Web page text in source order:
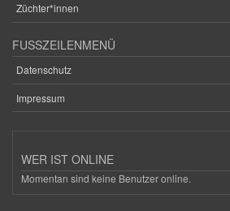
Züchter*innen
FUSSZEILENMENÜ
Datenschutz
Impressum
WER IST ONLINE
Momentan sind keine Benutzer online.